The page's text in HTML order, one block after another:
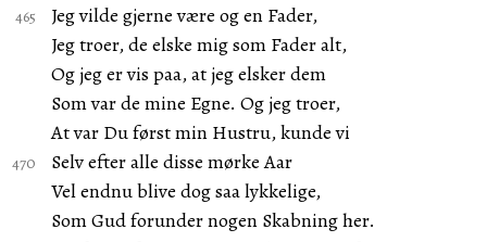
Jeg vilde gjerne være og en Fader,
Jeg troer, de elske mig som Fader alt,
Og jeg er vis paa, at jeg elsker dem
Som var de mine Egne. Og jeg troer,
At var Du først min Hustru, kunde vi
Selv efter alle disse mørke Aar
Vel endnu blive dog saa lykkelige,
Som Gud forunder nogen Skabning her.